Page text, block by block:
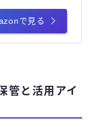
で見る
管と活用アイ